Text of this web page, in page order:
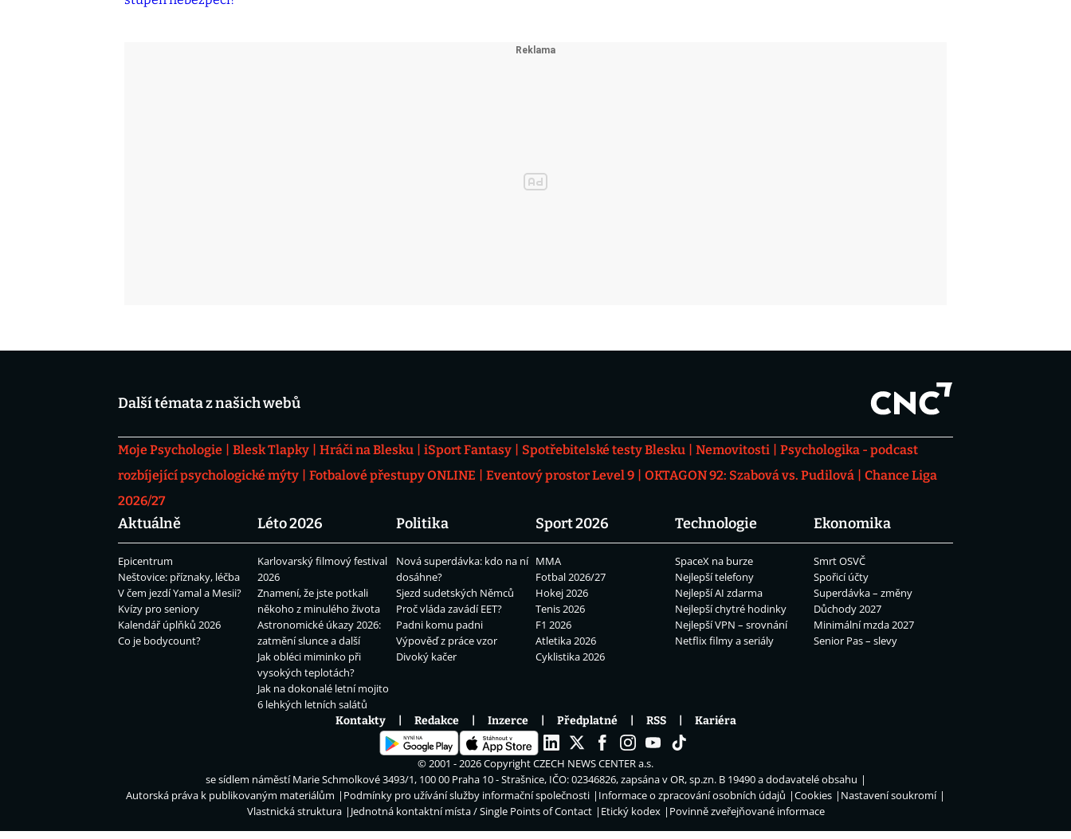
Další témata z našich webů
Moje Psychologie Blesk Tlapky Hráči na Blesku iSport Fantasy Spotřebitelské testy Blesku Nemovitosti
Psychologika - podcast
rozbíjející psychologické mýty
Fotbalové přestupy ONLINE Eventový prostor Level 9 OKTAGON 92: Szabová vs. Pudilová
Chance Liga
2026/27
Aktuálně
Epicentrum
Neštovice: příznaky, léčba
V čem jezdí Yamal a Mesii?
Kvízy pro seniory
Kalendář úplňků 2026
Co je bodycount?
Léto 2026
Karlovarský filmový festival
2026
Znamení, že jste potkali
někoho z minulého života
Astronomické úkazy 2026:
zatmění slunce a další
Jak obléci miminko při
vysokých teplotách?
Jak na dokonalé letní mojito
6 lehkých letních salátů
Politika
Nová superdávka: kdo na ní
dosáhne?
Sjezd sudetských Němců
Proč vláda zavádí EET?
Padni komu padni
Výpověď z práce vzor
Divoký kačer
Sport 2026
MMA
Fotbal 2026/27
Hokej 2026
Tenis 2026
F1 2026
Atletika 2026
Cyklistika 2026
Technologie
SpaceX na burze
Nejlepší telefony
Nejlepší AI zdarma
Nejlepší chytré hodinky
Nejlepší VPN – srovnání
Netflix filmy a seriály
Ekonomika
Smrt OSVČ
Spořicí účty
Superdávka – změny
Důchody 2027
Minimální mzda 2027
Senior Pas – slevy
Kontakty Redakce Inzerce Předplatné RSS Kariéra
© 2001 - 2026 CopyrightCZECH NEWS CENTER a.s.
se sídlem náměstí Marie Schmolkové 3493/1, 100 00 Praha 10 - Strašnice, IČO: 02346826, zapsána v OR, sp.zn. B 19490 a dodavatelé obsahu
Autorská práva k publikovaným materiálům
Podmínky pro užívání služby informační společnosti Informace o zpracování osobních údajů Cookies
Nastavení soukromí
Vlastnická struktura
Jednotná kontaktní místa / Single Points of Contact Etický kodex Povinně zveřejňované informace